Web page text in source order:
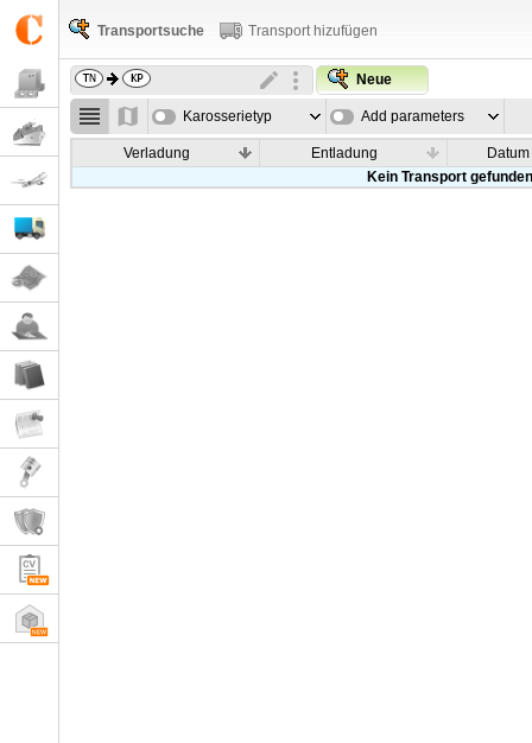
Transportsuche Transport hizufügen
Neue
Karosserietyp Add parameters
Verladung Entladung
Datum
Kein Transport